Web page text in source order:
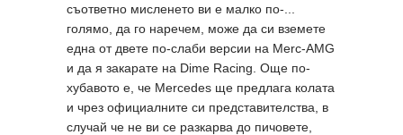
съответно мисленето ви е малко по-...
голямо, да го наречем, може да си вземете
една от двете по-слаби версии на Merc-AMG
и да я закарате на Dime Racing. Още по-
хубавото е, че Mercedes ще предлага колата
и чрез официалните си представителства, в
случай че не ви се разкарва до пичовете,